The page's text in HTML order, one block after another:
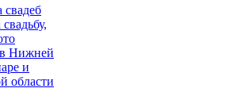
свадеб
Нижней
и
области